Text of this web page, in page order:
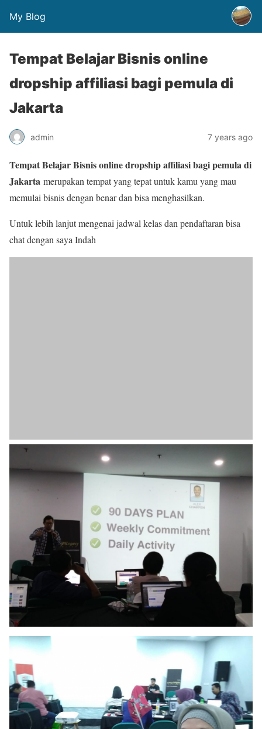
My Blog
Tempat Belajar Bisnis online
dropship affiliasi bagi pemula di
Jakarta
admin 7 years ago
Tempat Belajar Bisnis online dropship affiliasi bagi pemula di
Jakarta merupakan tempat yang tepat untuk kamu yang mau
memulai bisnis dengan benar dan bisa menghasilkan.
Untuk lebih lanjut mengenai jadwal kelas dan pendaftaran bisa
chat dengan saya Indah